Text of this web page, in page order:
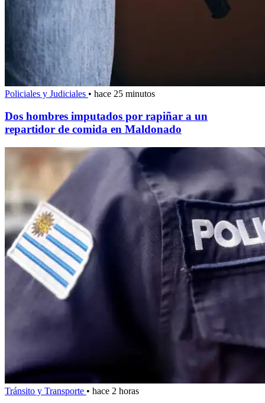
Policiales y Judiciales • hace 25 minutos
Dos hombres imputados por rapiñar a un
repartidor de comida en Maldonado
Tránsito y Transporte • hace 2 horas